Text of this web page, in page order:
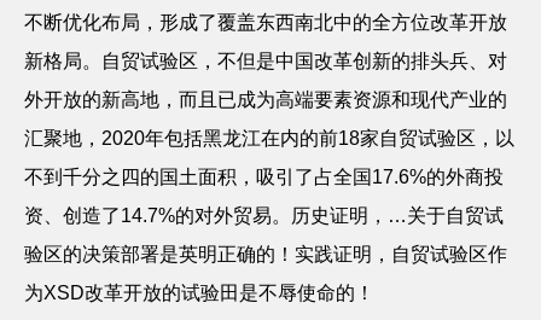
不断优化布局，形成了覆盖东西南北中的全方位改革开放
新格局。自贸试验区，不但是中国改革创新的排头兵、对
外开放的新高地，而且已成为高端要素资源和现代产业的
汇聚地， 2020年包括黑龙江在内的前18家自贸试验区，以
不到千分之四的国土面积，吸引了占全国 17.6%的外商投
资、创造了14.7%的对外贸易。历史证明，…关于自贸试
验区的决策部署是英明正确的！实践证明，自贸试验区作
为XSD改革开放的试验田是不辱使命的！